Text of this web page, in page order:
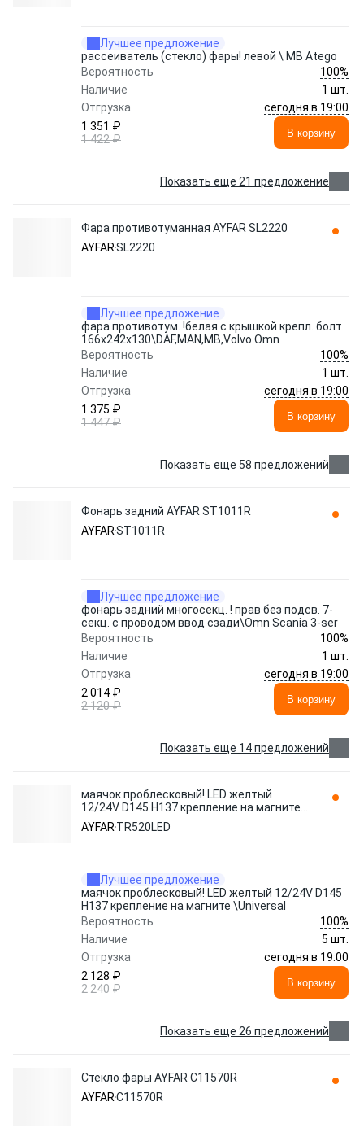
Лучшее предложение
рассеиватель (стекло) фары! левой \ MB Atego
Вероятность
100%
Наличие
1 шт.
Отгрузка
сегодня в 19:00
1 351 ₽
1 422 ₽
В корзину
Показать еще 21 предложение
Фара противотуманная AYFAR SL2220
AYFARSL2220
Лучшее предложение
фара противотум. !белая с крышкой крепл. болт
166x242x130\DAF,MAN,MB,Volvo Omn
Вероятность
100%
Наличие
1 шт.
Отгрузка
сегодня в 19:00
1 375 ₽
1 447 ₽
В корзину
Показать еще 58 предложений
Фонарь задний AYFAR ST1011R
AYFARST1011R
Лучшее предложение
фонарь задний многосекц. ! прав без подсв. 7-
секц. с проводом ввод сзади\Omn Scania 3-ser
Вероятность
100%
Наличие
1 шт.
Отгрузка
сегодня в 19:00
2 014 ₽
2 120 ₽
В корзину
Показать еще 14 предложений
маячок проблесковый! LED желтый
12/24V D145 H137 крепление на магните
\Universal TR520LED AYFAR
AYFAR TR520LED
Лучшее предложение
маячок проблесковый! LED желтый 12/24V D145
H137 крепление на магните \Universal
Вероятность
100%
Наличие
5 шт.
Отгрузка
сегодня в 19:00
2 128 ₽
2 240 ₽
В корзину
Показать еще 26 предложений
Стекло фары AYFAR C11570R
AYFARC11570R